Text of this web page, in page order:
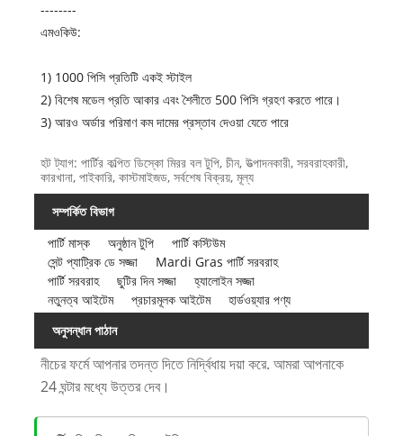
--------
এমওকিউ:
1) 1000 পিসি প্রতিটি একই স্টাইল
2) বিশেষ মডেল প্রতি আকার এবং শৈলীতে 500 পিসি গ্রহণ করতে পারে।
3) আরও অর্ডার পরিমাণ কম দামের প্রস্তাব দেওয়া যেতে পারে
হট ট্যাগ: পার্টির কল্পিত ডিস্কো মিরর বল টুপি, চীন, উত্পাদনকারী, সরবরাহকারী,
কারখানা, পাইকারি, কাস্টমাইজড, সর্বশেষ বিক্রয়, মূল্য
সম্পর্কিত বিভাগ
পার্টি মাস্ক
অনুষ্ঠান টুপি
পার্টি কস্টিউম
সেন্ট প্যাট্রিক ডে সজ্জা
Mardi Gras পার্টি সরবরাহ
পার্টি সরবরাহ
ছুটির দিন সজ্জা
হ্যালোইন সজ্জা
নতুনত্ব আইটেম
প্রচারমূলক আইটেম
হার্ডওয়্যার পণ্য
অনুসন্ধান পাঠান
নীচের ফর্মে আপনার তদন্ত দিতে নির্দ্বিধায় দয়া করে. আমরা আপনাকে
24 ঘন্টার মধ্যে উত্তর দেব।